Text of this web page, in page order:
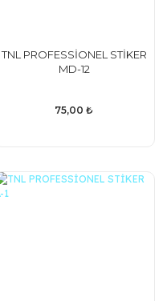
TNL PROFESSİONEL STİKER
MD-12
75,00 ₺